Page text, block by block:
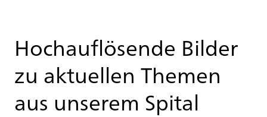
Hochauflösende Bilder
zu aktuellen Themen
aus unserem Spital